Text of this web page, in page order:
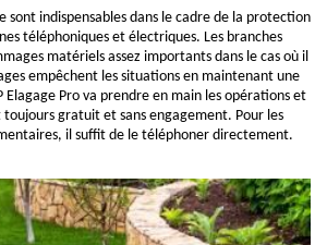
sont indispensables dans le cadre de la protection
téléphoniques et électriques. Les branches
matériels assez importants dans le cas où il
empêchent les situations en maintenant une
Pro va prendre en main les opérations et
toujours gratuit et sans engagement. Pour les
il suffit de le téléphoner directement.